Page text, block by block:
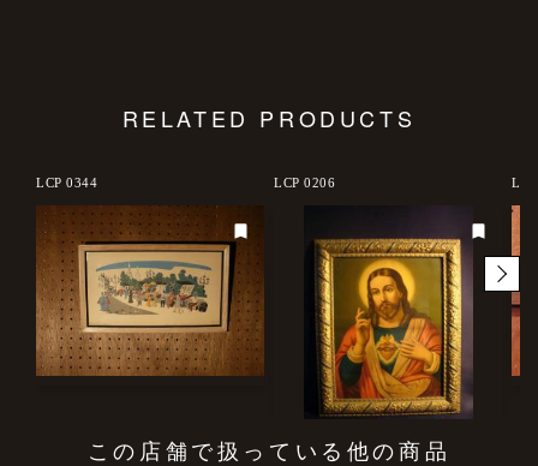
RELATED PRODUCTS
LCP 0344 LCP 0206
この店舗で扱っている他の商品